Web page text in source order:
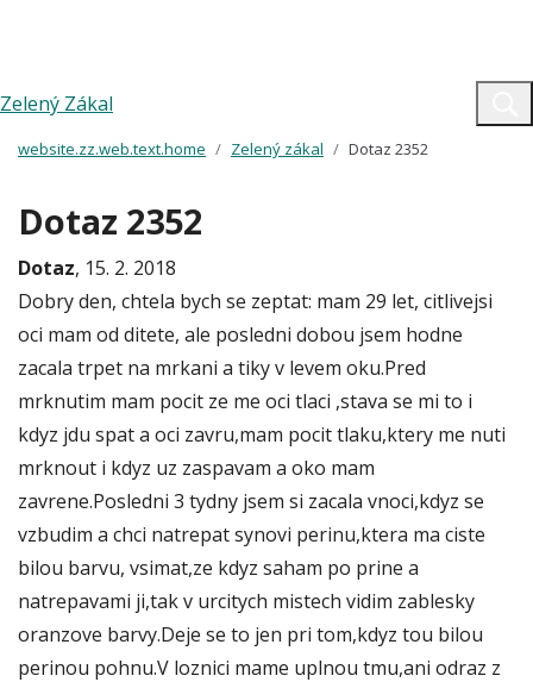
Zelený Zákal
website.zz.web.text.home Zelený zákal Dotaz 2352
Dotaz 2352
Dotaz, 15. 2. 2018
Dobry den, chtela bych se zeptat: mam 29 let, citlivejsi
oci mam od ditete, ale posledni dobou jsem hodne
zacala trpet na mrkani a tiky v levem oku.Pred
mrknutim mam pocit ze me oci tlaci ,stava se mi to i
kdyz jdu spat a oci zavru,mam pocit tlaku,ktery me nuti
mrknout i kdyz uz zaspavam a oko mam
zavrene.Posledni 3 tydny jsem si zacala vnoci,kdyz se
vzbudim a chci natrepat synovi perinu,ktera ma ciste
bilou barvu, vsimat,ze kdyz saham po prine a
natrepavami ji,tak v urcitych mistech vidim zablesky
oranzove barvy.Deje se to jen pri tom,kdyz tou bilou
perinou pohnu.V loznici mame uplnou tmu,ani odraz z